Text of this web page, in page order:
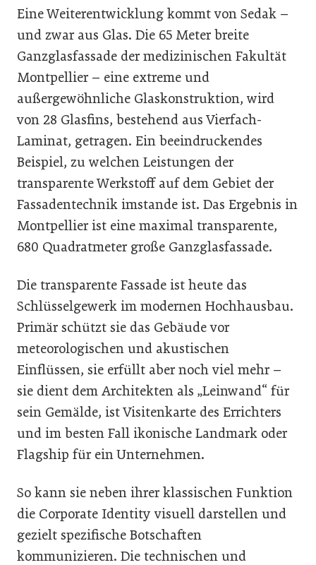
Eine Weiterentwicklung kommt von Sedak –
und zwar aus Glas. Die 65 Meter breite
Ganzglasfassade der medizinischen Fakultät
Montpellier – eine extreme und
außergewöhnliche Glaskonstruktion, wird
von 28 Glasfins, bestehend aus Vierfach-
Laminat, getragen. Ein beeindruckendes
Beispiel, zu welchen Leistungen der
transparente Werkstoff auf dem Gebiet der
Fassadentechnik imstande ist. Das Ergebnis in
Montpellier ist eine maximal transparente,
680 Quadratmeter große Ganzglasfassade.
Die transparente Fassade ist heute das
Schlüsselgewerk im modernen Hochhausbau.
Primär schützt sie das Gebäude vor
meteorologischen und akustischen
Einflüssen, sie erfüllt aber noch viel mehr –
sie dient dem Architekten als „Leinwand“ für
sein Gemälde, ist Visitenkarte des Errichters
und im besten Fall ikonische Landmark oder
Flagship für ein Unternehmen.
So kann sie neben ihrer klassischen Funktion
die Corporate Identity visuell darstellen und
gezielt spezifische Botschaften
kommunizieren. Die technischen und